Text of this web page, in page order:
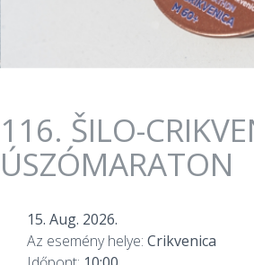
116. ŠILO-
ÚSZÓMARATON
15. Aug. 2026.
Az esemény helye: Crikvenica